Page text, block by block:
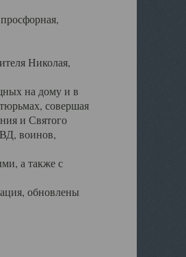
Николая,
на дому и в
совершая
и Святого
воинов,
а также с
обновлены